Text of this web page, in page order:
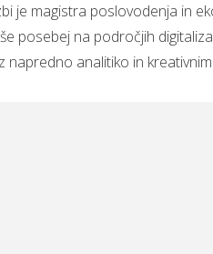
je magistra poslovodenja in
posebej na področjih
napredno analitiko in